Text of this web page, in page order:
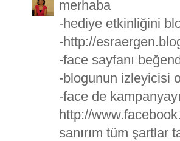
merhaba
-hediye etkinliğini
-http://
-face sayfanı
-blogunun izleyicisi
-face de
http://
sanırım tüm şartlar